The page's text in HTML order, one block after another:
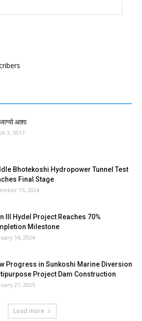
आशा
3, 2017
Bhotekoshi Hydropower Tunnel Test
Final Stage
15, 2024
III Hydel Project Reaches 70%
Milestone
14, 2024
Progress in Sunkoshi Marine Diversion
Project Dam Construction
27, 2025
Load more